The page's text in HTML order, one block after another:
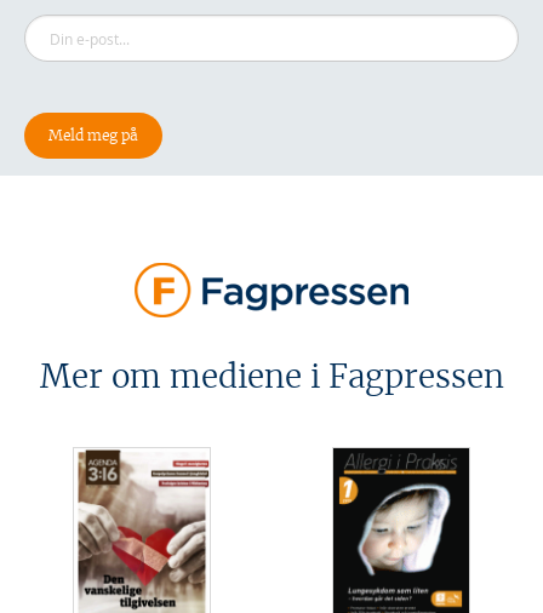
Mer om mediene i Fagpressen